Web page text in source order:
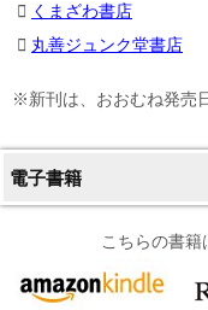
くまざわ書店
丸善ジュンク堂書店
※新刊は、おおむね発売
電子書籍
こちらの書籍